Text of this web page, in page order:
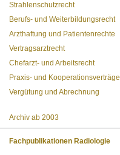
Strahlenschutzrecht
Berufs- und Weiterbildungsrecht
Arzthaftung und Patientenrechte
Vertragsarztrecht
Chefarzt- und Arbeitsrecht
Praxis- und Kooperationsverträge
Vergütung und Abrechnung
Archiv ab 2003
Fachpublikationen Radiologie